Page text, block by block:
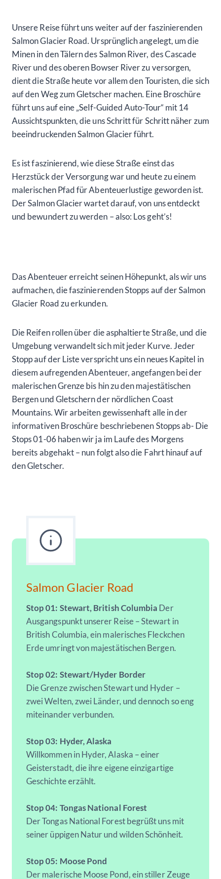
Unsere Reise führt uns weiter auf der faszinierenden
Salmon Glacier Road. Ursprünglich angelegt, um die
Minen in den Tälern des Salmon River, des Cascade
River und des oberen Bowser River zu versorgen,
dient die Straße heute vor allem den Touristen, die sich
auf den Weg zum Gletscher machen. Eine Broschüre
führt uns auf eine „Self-Guided Auto-Tour“ mit 14
Aussichtspunkten, die uns Schritt für Schritt näher zum
beeindruckenden Salmon Glacier führt.
Es ist faszinierend, wie diese Straße einst das
Herzstück der Versorgung war und heute zu einem
malerischen Pfad für Abenteuerlustige geworden ist.
Der Salmon Glacier wartet darauf, von uns entdeckt
und bewundert zu werden – also: Los geht’s!
Das Abenteuer erreicht seinen Höhepunkt, als wir uns
aufmachen, die faszinierenden Stopps auf der Salmon
Glacier Road zu erkunden.
Die Reifen rollen über die asphaltierte Straße, und die
Umgebung verwandelt sich mit jeder Kurve. Jeder
Stopp auf der Liste verspricht uns ein neues Kapitel in
diesem aufregenden Abenteuer, angefangen bei der
malerischen Grenze bis hin zu den majestätischen
Bergen und Gletschern der nördlichen Coast
Mountains. Wir arbeiten gewissenhaft alle in der
informativen Broschüre beschriebenen Stopps ab- Die
Stops 01-06 haben wir ja im Laufe des Morgens
bereits abgehakt – nun folgt also die Fahrt hinauf auf
den Gletscher.
Salmon Glacier Road
Stop 01: Stewart, British Columbia Der
Ausgangspunkt unserer Reise – Stewart in
British Columbia, ein malerisches Fleckchen
Erde umringt von majestätischen Bergen.
Stop 02: Stewart/Hyder Border
Die Grenze zwischen Stewart und Hyder –
zwei Welten, zwei Länder, und dennoch so eng
miteinander verbunden.
Stop 03: Hyder, Alaska
Willkommen in Hyder, Alaska – einer
Geisterstadt, die ihre eigene einzigartige
Geschichte erzählt.
Stop 04: Tongas National Forest
Der Tongas National Forest begrüßt uns mit
seiner üppigen Natur und wilden Schönheit.
Stop 05: Moose Pond
Der malerische Moose Pond, ein stiller Zeuge